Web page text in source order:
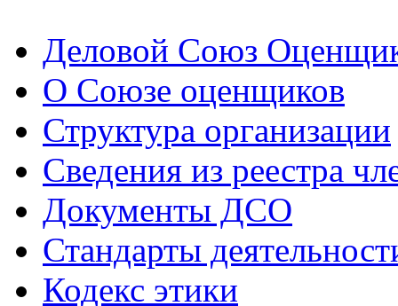
Деловой Союз
О Союзе оценщиков
Структура организации
Сведения из реестра
Документы ДСО
Стандарты
Кодекс этики